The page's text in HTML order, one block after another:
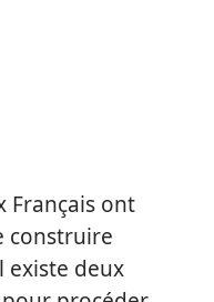
Français ont
construire
existe deux